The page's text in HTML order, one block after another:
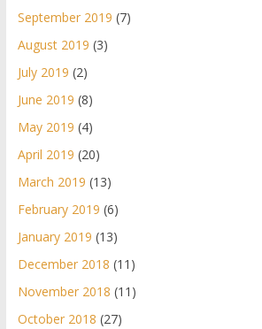
September 2019 (7)
August 2019 (3)
July 2019 (2)
June 2019 (8)
May 2019 (4)
April 2019 (20)
March 2019 (13)
February 2019 (6)
January 2019 (13)
December 2018 (11)
November 2018 (11)
October 2018 (27)